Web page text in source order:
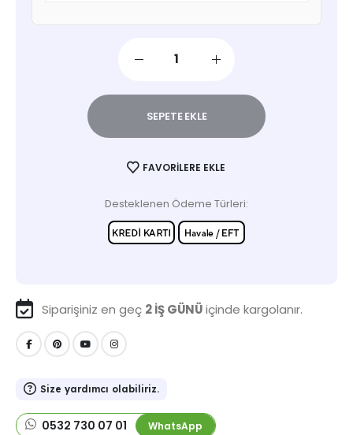
SEPETE EKLE
FAVORILERE EKLE
Desteklenen Ödeme Türleri:
Siparişiniz en geç 2 İŞ GÜNÜiçinde kargolanır.
Size yardımcı olabiliriz.
0532 730 07 01 WhatsApp